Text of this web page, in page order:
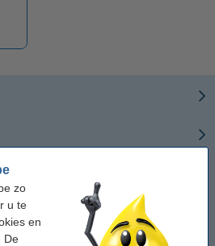
zo
u te
en
De